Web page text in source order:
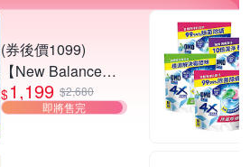
(券後價1099)
【New Balance】
慢跑鞋_女/中性_多
款任選
$1,199 $2,680
即將售完